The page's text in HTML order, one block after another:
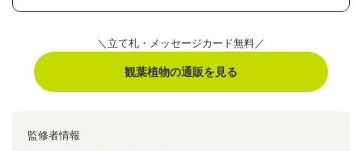
＼立て札・メッセージカード無料／
観葉植物の通販を見る
監修者情報